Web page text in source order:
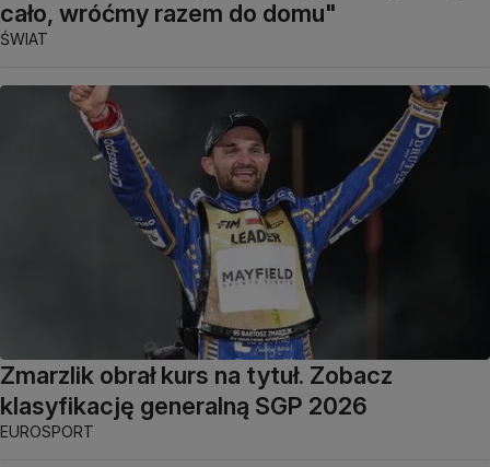
cało, wróćmy razem do domu"
ŚWIAT
Zmarzlik obrał kurs na tytuł. Zobacz
klasyfikację generalną SGP 2026
EUROSPORT